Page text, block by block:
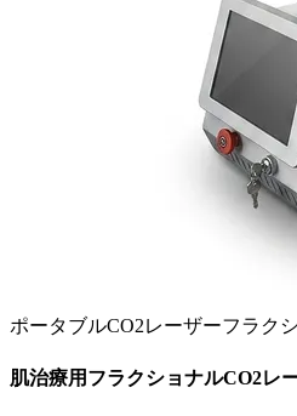
ポータブルCO2レーザーフラク
肌治療用フラクショナルCO2レ